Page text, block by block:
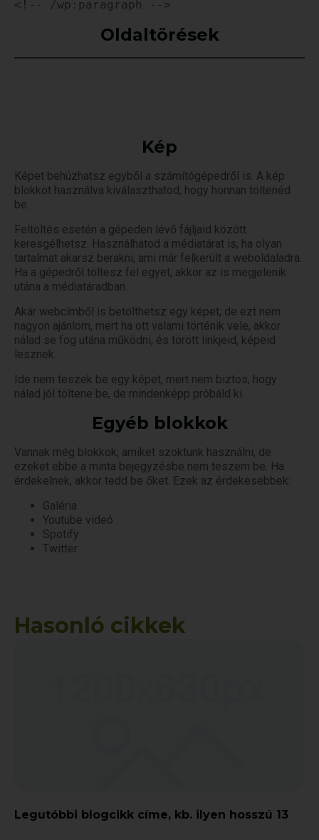
<!-- /wp:paragraph -->
Oldaltörések
Kép
Képet behúzhatsz egyből a számítógépedről is. A kép
blokkot használva kiválaszthatod, hogy honnan töltenéd
be.
Feltöltés esetén a gépeden lévő fájljaid között
keresgélhetsz. Használhatod a médiatárat is, ha olyan
tartalmat akarsz berakni, ami már felkerült a weboldaladra.
Ha a gépedről töltesz fel egyet, akkor az is megjelenik
utána a médiatáradban.
Akár webcímből is betölthetsz egy képet, de ezt nem
nagyon ajánlom, mert ha ott valami történik vele, akkor
nálad se fog utána működni, és törött linkjeid, képeid
lesznek.
Ide nem teszek be egy képet, mert nem biztos, hogy
nálad jól töltene be, de mindenképp próbáld ki.
Egyéb blokkok
Vannak még blokkok, amiket szoktunk használni, de
ezeket ebbe a minta bejegyzésbe nem teszem be. Ha
érdekelnek, akkor tedd be őket. Ezek az érdekesebbek:
Galéria
Youtube videó
Spotify
Twitter
Hasonló cikkek
Legutóbbi blogcikk címe, kb. ilyen hosszú 13